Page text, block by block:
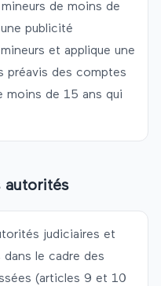
de moins de
publicité
et applique une
préavis des comptes
moins de 15 ans qui
autorités
judiciaires et
le cadre des
(articles 9 et 10